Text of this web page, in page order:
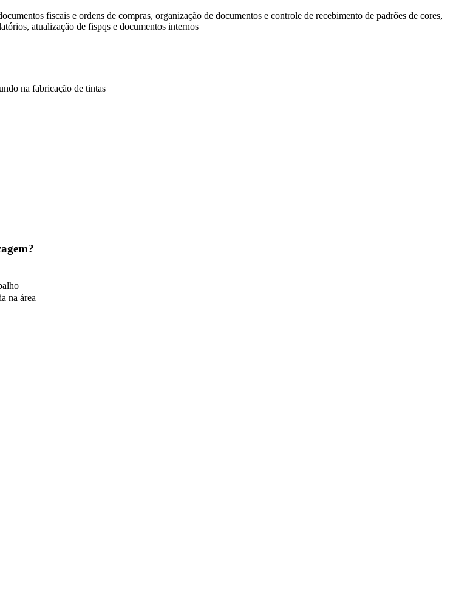
fiscais e ordens de compras, organização de documentos e controle de recebimento de padrões de cores,
atualização de fispqs e documentos internos
na fabricação de tintas
na área